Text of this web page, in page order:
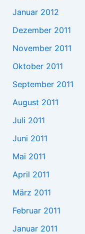
Januar 2012
Dezember 2011
November 2011
Oktober 2011
September 2011
August 2011
Juli 2011
Juni 2011
Mai 2011
April 2011
März 2011
Februar 2011
Januar 2011